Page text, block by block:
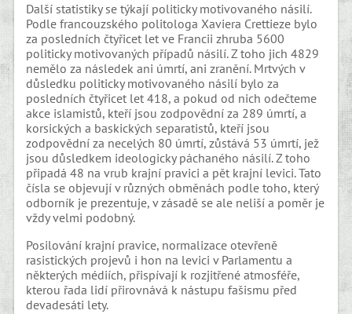
Další statistiky se týkají politicky motivovaného násilí.
Podle francouzského politologa Xaviera Crettieze bylo
za posledních čtyřicet let ve Francii zhruba 5600
politicky motivovaných případů násilí. Z toho jich 4829
nemělo za následek ani úmrtí, ani zranění. Mrtvých v
důsledku politicky motivovaného násilí bylo za
posledních čtyřicet let 418, a pokud od nich odečteme
akce islamistů, kteří jsou zodpovědní za 289 úmrtí, a
korsických a baskických separatistů, kteří jsou
zodpovědní za necelých 80 úmrtí, zůstává 53 úmrtí, jež
jsou důsledkem ideologicky páchaného násilí. Z toho
připadá 48 na vrub krajní pravici a pět krajní levici. Tato
čísla se objevují v různých obměnách podle toho, který
odborník je prezentuje, v zásadě se ale neliší a poměr je
vždy velmi podobný.
Posilování krajní pravice, normalizace otevřeně
rasistických projevů i hon na levici v Parlamentu a
některých médiích, přispívají k rozjitřené atmosféře,
kterou řada lidí přirovnává k nástupu fašismu před
devadesáti lety.